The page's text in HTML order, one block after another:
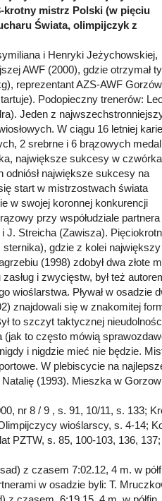
krotny mistrz Polski (w pięciu
Świata, olimpijczyk z
i Henryki Jeżychowskiej,
AWF (2000), gdzie otrzymał
reprezentant AZS-AWF Gorzów
Podopieczny trenerów:
Jeden z
W ciągu 16 letniej
2 srebrne i 6 brązowych
największe sukcesy w
największe sukcesy na
start w mistrzostwach świata
w swojej koronnej konkurencji
przy współudziale partnera
J. Streicha (Zawisza).
gdzie z kolei
(1998) zdobył dwa złote
i zwycięstw, był też
wioślarstwa. Pływał w osadzie
znajdowali się w znakomitej
to szczyt taktycznej
to często mówią
i nigdzie mieć nie będzie.
W plebiscycie na
(1993). Mieszka w
nr 8 / 9 , s. 91, 10/11, s. 133;
wioślarscy, s. 4-14;
PZTW, s. 85, 100-103, 136,
z czasem 7:02.12, 4 m. w
w osadzie byli: T.